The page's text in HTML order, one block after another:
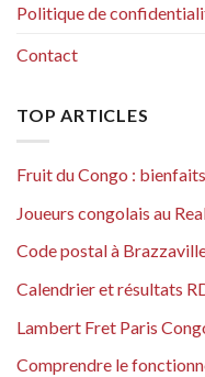
Politique de
Contact
TOP ARTICLES
Fruit du Congo :
Joueurs congolais au
Code postal à
Calendrier et résultats
Lambert Fret Paris
Comprendre le